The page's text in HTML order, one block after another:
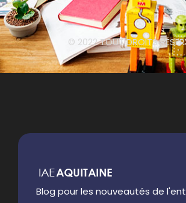
© 2022 TOUT DROITS
Blog pour les nouveautés de